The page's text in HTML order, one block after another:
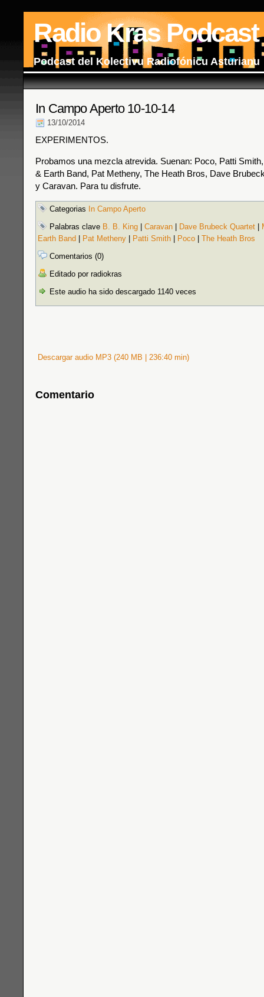
Radio Kras Podcast
Podcast del Kolectivu Radiofónicu Asturianu
In Campo Aperto 10-10-14
13/10/2014
EXPERIMENTOS.
Probamos una mezcla atrevida. Suenan: Poco, Patti
& Earth Band, Pat Metheny, The Heath Bros, Dave
y Caravan. Para tu disfrute.
Categorias In Campo Aperto
Palabras clave B. B. King Caravan Dave Brubeck Quartet
Earth Band
Pat Metheny Patti Smith Poco
The Heath Bros
Comentarios (0)
Editado por radiokras
Este audio ha sido descargado 1140 veces
Descargar audio MP3 (240 MB | 236:40 min)
Comentario